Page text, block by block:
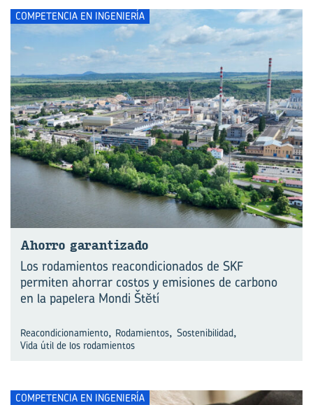
COMPETENCIA EN INGENIERÍA
Aho­rro ga­ran­ti­za­do
Los rodamientos reacondicionados de SKF
permiten ahorrar costos y emisiones de carbono
en la papelera Mondi Štĕtí
Reacondicionamiento, Rodamientos, Sostenibilidad,
Vida útil de los rodamientos
COMPETENCIA EN INGENIERÍA